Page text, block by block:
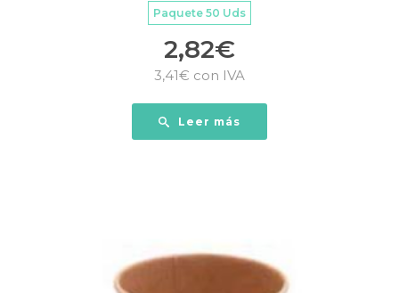
Paquete 50 Uds
2,82€
3,41€ con IVA
Leer más